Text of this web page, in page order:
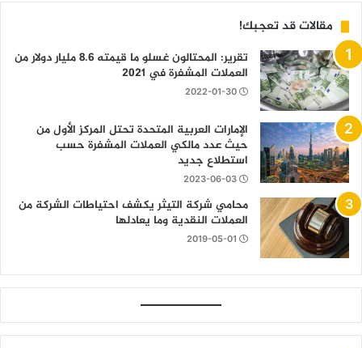
مقالات قد تعجبك!
تقرير: المحتالون غسلو ما قيمته 8.6 مليار دولار من
العملات المشفرة في 2021
2022-01-30
الإمارات العربية المتحدة تحتل المركز الأول من
حيث عدد مالكي العملات المشفرة حسب
استطلاع جديد
2023-06-03
محامي شركة التيثر يكشف احتياطات الشركة من
العملات النقدية وما يعادلها
2019-05-01